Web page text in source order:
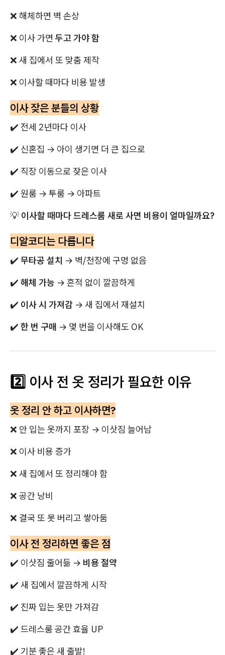
❌ 해체하면 벽 손상
❌ 이사 가면두고 가야 함
❌ 새 집에서 또 맞춤 제작
❌ 이사할 때마다 비용 발생
이사 잦은 분들의 상황
✔️ 전세 2년마다 이사
✔️ 신혼집 → 아이 생기면 더 큰 집으로
✔️ 직장 이동으로 잦은 이사
✔️ 원룸 → 투룸 → 아파트
💡 이사할 때마다 드레스룸 새로 사면 비용이 얼마일까요?
디알코디는 다릅니다
✔️ 무타공 설치 → 벽/천장에 구멍 없음
✔️ 해체 가능 → 흔적 없이 깔끔하게
✔️ 이사 시 가져감 → 새 집에서 재설치
✔️ 한 번 구매 → 몇 번을 이사해도 OK
2️⃣ 이사 전 옷 정리가 필요한 이유
옷 정리 안 하고 이사하면?
❌ 안 입는 옷까지 포장 → 이삿짐 늘어남
❌ 이사 비용 증가
❌ 새 집에서 또 정리해야 함
❌ 공간 낭비
❌ 결국 또 못 버리고 쌓아둠
이사 전 정리하면 좋은 점
✔️ 이삿짐 줄어듦 → 비용 절약
✔️ 새 집에서 깔끔하게 시작
✔️ 진짜 입는 옷만 가져감
✔️ 드레스룸 공간 효율 UP
✔️ 기분 좋은 새 출발!